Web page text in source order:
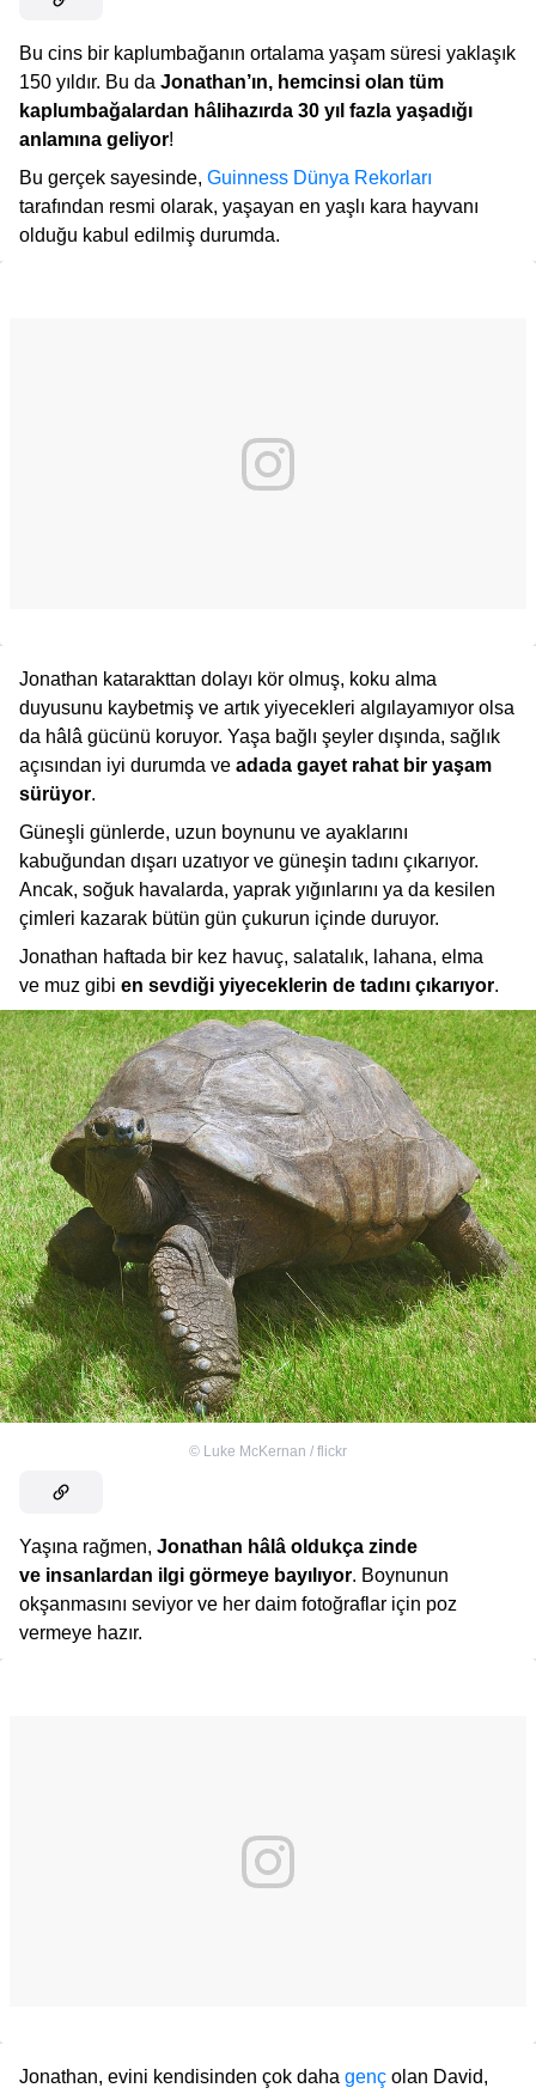
Bu cins bir kaplumbağanın ortalama yaşam süresi yaklaşık
150 yıldır. Bu da Jonathan’ın, hemcinsi olan tüm
kaplumbağalardan hâlihazırda 30 yıl fazla yaşadığı
anlamına geliyor!
Bu gerçek sayesinde, Guinness Dünya Rekorları
tarafından resmi olarak, yaşayan en yaşlı kara hayvanı
olduğu kabul edilmiş durumda.
Jonathan katarakttan dolayı kör olmuş, koku alma
duyusunu kaybetmiş ve artık yiyecekleri algılayamıyor olsa
da hâlâ gücünü koruyor. Yaşa bağlı şeyler dışında, sağlık
açısından iyi durumda ve adada gayet rahat bir yaşam
sürüyor.
Güneşli günlerde, uzun boynunu ve ayaklarını
kabuğundan dışarı uzatıyor ve güneşin tadını çıkarıyor.
Ancak, soğuk havalarda, yaprak yığınlarını ya da kesilen
çimleri kazarak bütün gün çukurun içinde duruyor.
Jonathan haftada bir kez havuç, salatalık, lahana, elma
ve muz gibi en sevdiği yiyeceklerin de tadını çıkarıyor.
© Luke McKernan / flickr
Yaşına rağmen, Jonathan hâlâ oldukça zinde
ve insanlardan ilgi görmeye bayılıyor. Boynunun
okşanmasını seviyor ve her daim fotoğraflar için poz
vermeye hazır.
Jonathan, evini kendisinden çok daha genç olan David,